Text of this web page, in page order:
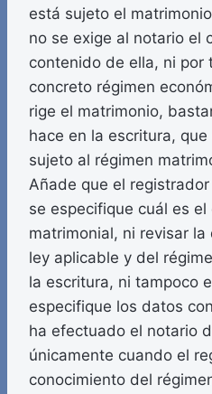
está sujeto el
no se exige al notario el
contenido de ella, ni por
concreto régimen
rige el matrimonio,
hace en la escritura,
sujeto al régimen
Añade que el
se especifique cuál es
matrimonial, ni revisar
ley aplicable y del
la escritura, ni tampoco
especifique los datos
ha efectuado el notario
únicamente cuando el
conocimiento del